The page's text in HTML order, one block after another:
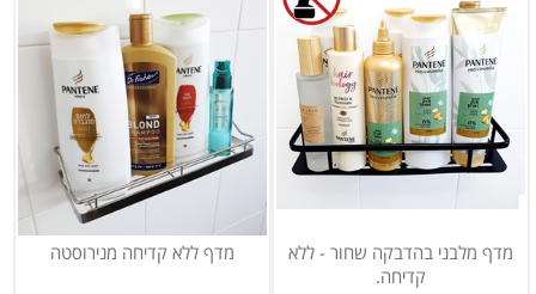
מדף מלבני בהדבקה שחור - ללא
קדיחה.
מדף ללא קדיחה מנירוסטה